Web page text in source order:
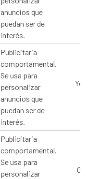
anuncios que
puedan ser de
interés.
Publicitaria
comportamental.
Se usa para
personalizar
anuncios que
puedan ser de
interés.
Publicitaria
comportamental.
Se usa para
personalizar